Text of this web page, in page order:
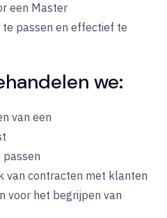
een Master
passen en effectief te
we:
van een
passen
van contracten met klanten
voor het begrijpen van